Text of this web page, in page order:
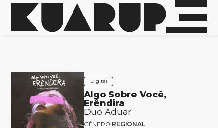
Digital
Algo Sobre Você,
Erêndira
Duo Aduar
GÊNERO:REGIONAL